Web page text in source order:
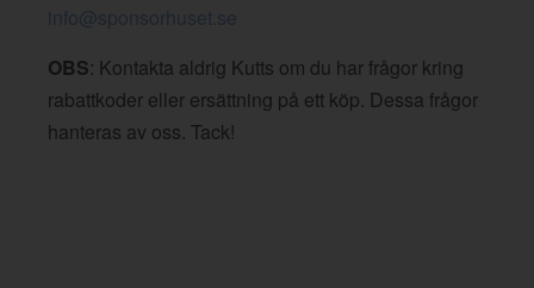
info@sponsorhuset.se
OBS: Kontakta aldrig Kutts om du har frågor kring
rabattkoder eller ersättning på ett köp. Dessa frågor
hanteras av oss. Tack!